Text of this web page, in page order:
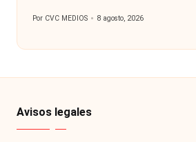
Publicado
Por CVC MEDIOS 8 agosto, 2026
Avisos legales